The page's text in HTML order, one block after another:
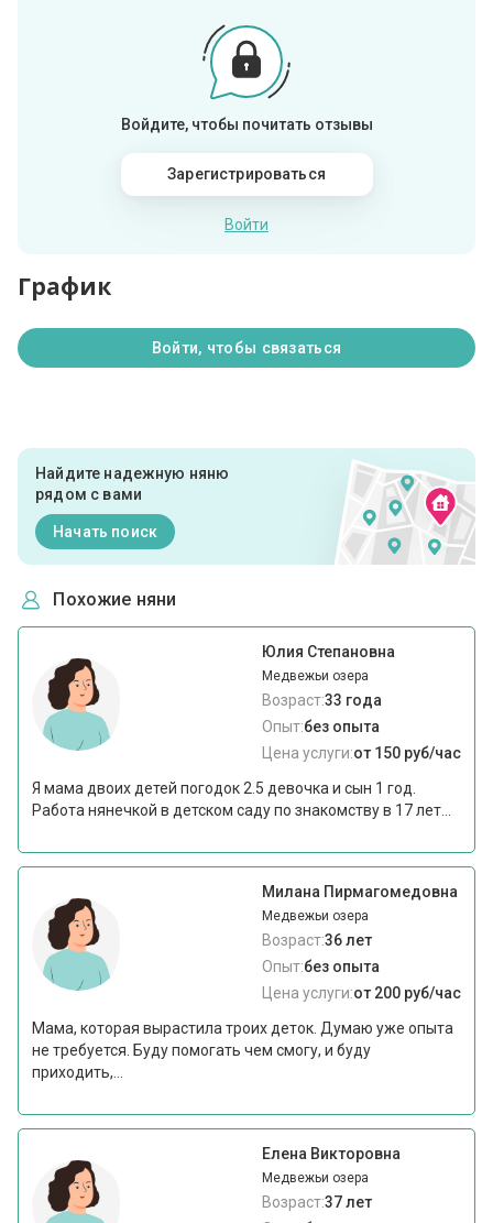
Войдите, чтобы почитать отзывы
Зарегистрироваться
Войти
График
Войти, чтобы связаться
Найдите надежную няню
рядом с вами
Начать поиск
Похожие няни
Юлия Степановна
Медвежьи озера
Возраст:33 года
Опыт:без опыта
Цена услуги:от 150 руб/час
Я мама двоих детей погодок 2.5 девочка и сын 1 год.
Работа нянечкой в детском саду по знакомству в 17 лет...
Милана Пирмагомедовна
Медвежьи озера
Возраст:36 лет
Опыт:без опыта
Цена услуги:от 200 руб/час
Мама, которая вырастила троих деток. Думаю уже опыта
не требуется. Буду помогать чем смогу, и буду
приходить,...
Елена Викторовна
Медвежьи озера
Возраст:37 лет